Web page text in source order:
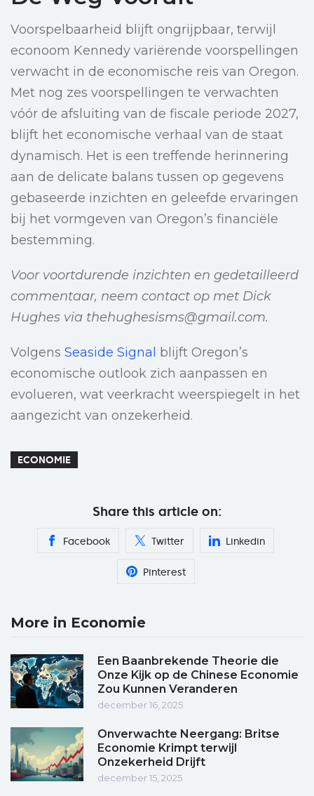
Voorspelbaarheid blijft ongrijpbaar, terwijl
econoom Kennedy variërende voorspellingen
verwacht in de economische reis van Oregon.
Met nog zes voorspellingen te verwachten
vóór de afsluiting van de fiscale periode 2027,
blijft het economische verhaal van de staat
dynamisch. Het is een treffende herinnering
aan de delicate balans tussen op gegevens
gebaseerde inzichten en geleefde ervaringen
bij het vormgeven van Oregon’s financiële
bestemming.
Voor voortdurende inzichten en gedetailleerd
commentaar, neem contact op met Dick
Hughes via thehughesisms@gmail.com.
Volgens Seaside Signal blijft Oregon’s
economische outlook zich aanpassen en
evolueren, wat veerkracht weerspiegelt in het
aangezicht van onzekerheid.
ECONOMIE
Share this article on:
Facebook Twitter Linkedin
Pinterest
More in Economie
Een Baanbrekende Theorie die
Onze Kijk op de Chinese Economie
Zou Kunnen Veranderen
december 16, 2025
Onverwachte Neergang: Britse
Economie Krimpt terwijl
Onzekerheid Drijft
december 15, 2025